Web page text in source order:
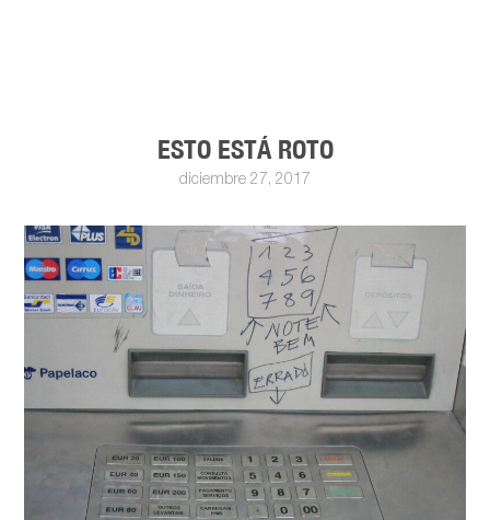
ESTO ESTÁ ROTO
diciembre 27, 2017